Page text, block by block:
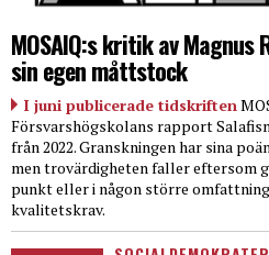
MOSAIQ:s kritik av
sin egen måttstock
I juni publicerade tidskriften
Försvarshögskolans rapport
från 2022. Granskningen har sina
men trovärdigheten faller eftersom
punkt eller i någon större
kvalitetskrav.